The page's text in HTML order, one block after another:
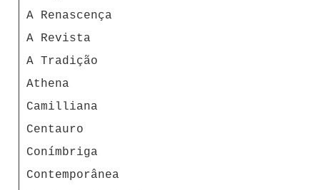
A Renascença
A Revista
A Tradição
Athena
Camilliana
Centauro
Conímbriga
Contemporânea